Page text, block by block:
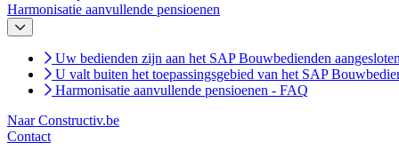
Harmonisatie aanvullende pensioenen
Uw bedienden zijn aan het SAP Bouwbedienden aangesloten
U valt buiten het toepassingsgebied van het SAP
Harmonisatie aanvullende pensioenen - FAQ
Naar Constructiv.be
Contact